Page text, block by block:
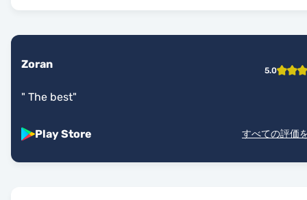
Zoran 5.0
" The best"
Play Store すべての評価